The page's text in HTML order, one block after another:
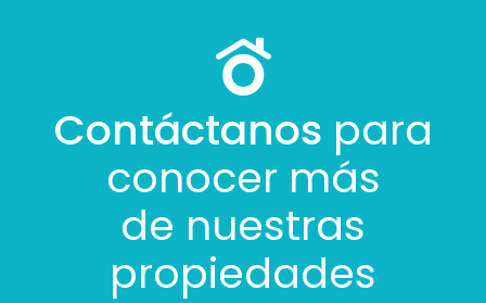
Contáctanos para
conocer más
de nuestras
propiedades
Buscamos darte la mejor experiencia.
Con estos datos podemos responderte mejor y